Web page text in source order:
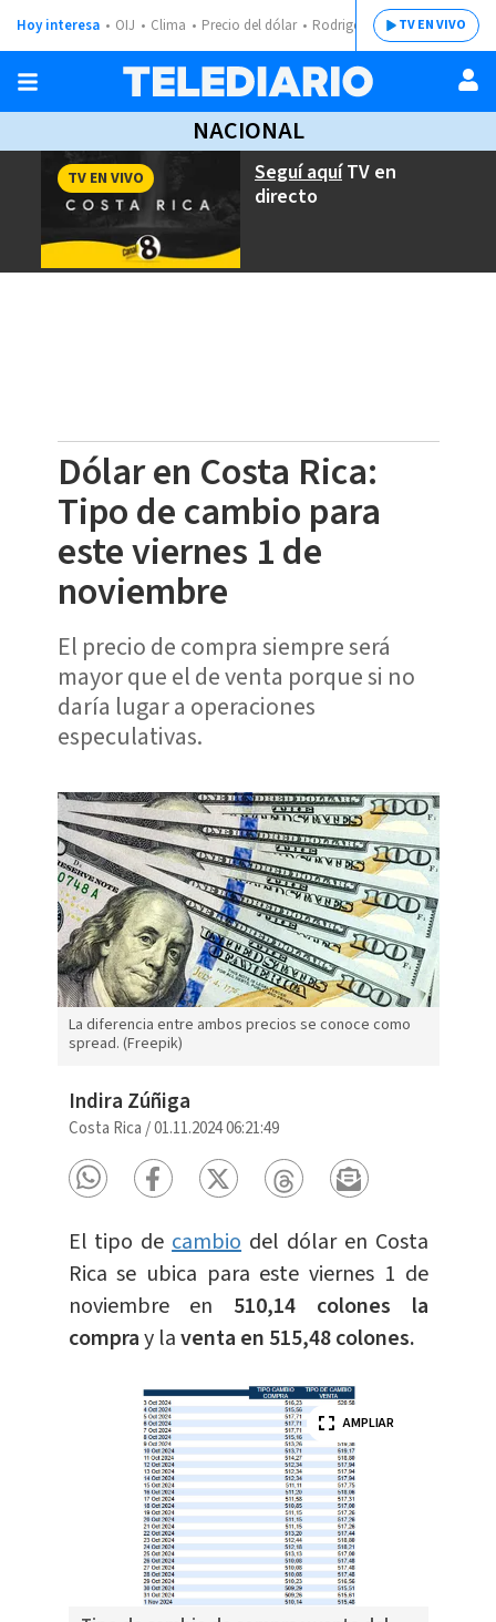
Hoy interesa OIJ Clima Precio del dólar Rodrigo ChavesTV EN VIVO
NACIONAL
Seguí aquíTV en
directo
TV EN VIVO
Dólar en Costa Rica:
Tipo de cambio para
este viernes 1 de
noviembre
El precio de compra siempre será
mayor que el de venta porque si no
daría lugar a operaciones
especulativas.
La diferencia entre ambos precios se conoce como
spread. (Freepik)
Indira Zúñiga
Costa Rica /01.11.2024 06:21:49
El tipo decambio del dólar en Costa
Rica se ubica para este viernes 1 de
noviembre en 510,14 colones la
compray laventa en 515,48 colones.
AMPLIAR